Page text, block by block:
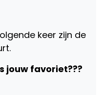
keer zijn de
jouw favoriet???